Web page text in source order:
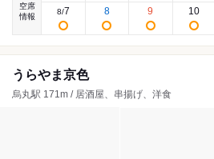
空席
情報
8/7 8 9 10
うらやま京色
烏丸駅 171m / 居酒屋、串揚げ、洋食